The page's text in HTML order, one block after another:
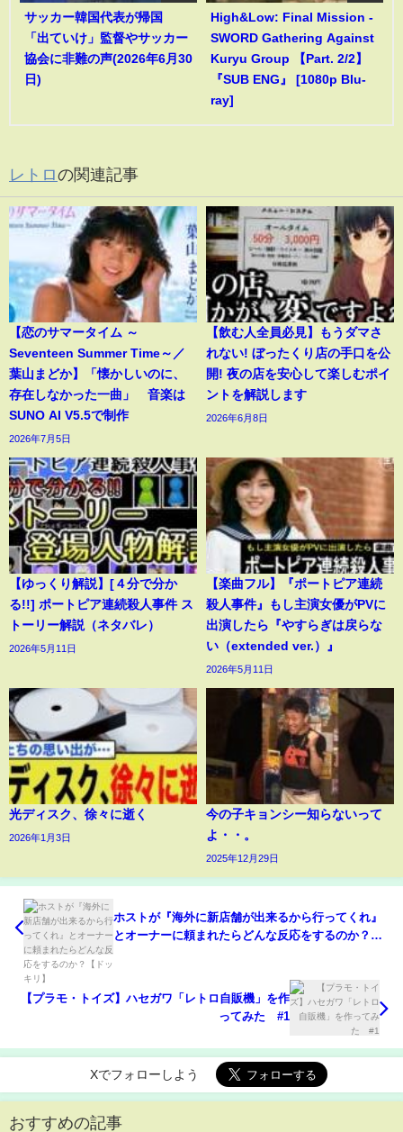
サッカー韓国代表が帰国
「出ていけ」監督やサッカー
協会に非難の声(2026年6月30
日)
High&Low: Final Mission -
SWORD Gathering Against
Kuryu Group 【Part. 2/2】
『SUB ENG』 [1080p Blu-
ray]
レトロの関連記事
【恋のサマータイム ～
Seventeen Summer Time～／
葉山まどか】「懐かしいのに、
存在しなかった一曲」 音楽は
SUNO AI V5.5で制作
2026年7月5日
【飲む人全員必見】もうダマさ
れない! ぼったくり店の手口を公
開! 夜の店を安心して楽しむポイ
ントを解説します
2026年6月8日
【ゆっくり解説】[４分で分か
る!!] ポートピア連続殺人事件 ス
トーリー解説（ネタバレ）
2026年5月11日
【楽曲フル】『ポートピア連続
殺人事件』もし主演女優がPVに
出演したら『やすらぎは戻らな
い（extended ver.）』
2026年5月11日
光ディスク、徐々に逝く
2026年1月3日
今の子キョンシー知らないって
よ・・。
2025年12月29日
ホストが『海外に新店舗が出来るから行ってくれ』
とオーナーに頼まれたらどんな反応をするのか？
【プラモ・トイズ】ハセガワ「レトロ自販機」を作
ってみた #1
Xでフォローしよう
おすすめの記事